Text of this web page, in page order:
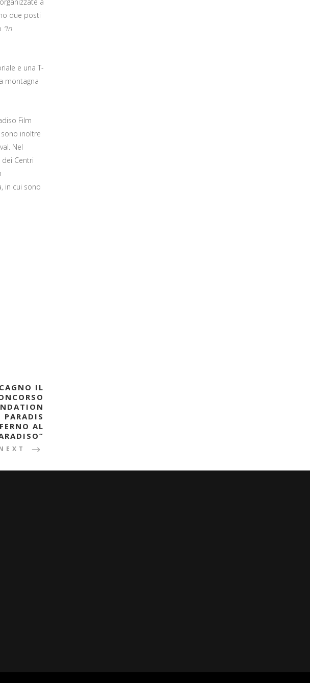
due posti
“In
e una T-
montagna
Film
inoltre
Nel
Centri
in cui sono
IL
PARADIS
AL